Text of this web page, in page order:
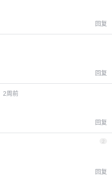
回复
回复
2周前
回复
2
回复